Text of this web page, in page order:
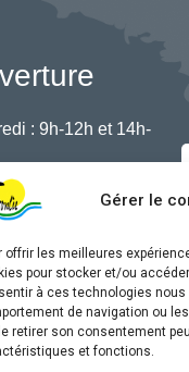
Gérer le
offrir les meilleures
pour stocker et/ou
à ces technologies
de navigation ou
retirer son consentement
et fonctions.
: 9h-12h et 14h-